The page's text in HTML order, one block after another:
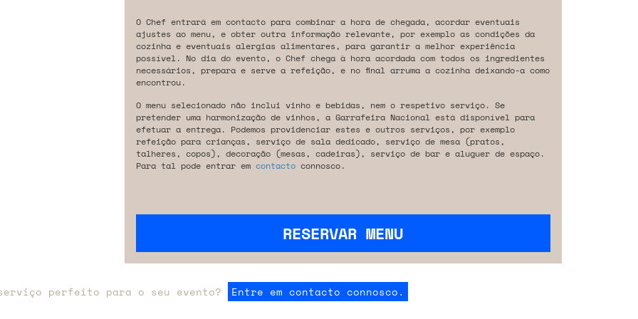
O Chef entrará em contacto para combinar a hora de chegada, acordar eventuais
ajustes ao menu, e obter outra informação relevante, por exemplo as condições da
cozinha e eventuais alergias alimentares, para garantir a melhor experiência
possível. No dia do evento, o Chef chega à hora acordada com todos os ingredientes
necessários, prepara e serve a refeição, e no final arruma a cozinha deixando-a como
encontrou.
O menu selecionado não inclui vinho e bebidas, nem o respetivo serviço. Se
pretender uma harmonização de vinhos, a Garrafeira Nacional está disponível para
efetuar a entrega. Podemos providenciar estes e outros serviços, por exemplo
refeição para crianças, serviço de sala dedicado, serviço de mesa (pratos,
talheres, copos), decoração (mesas, cadeiras), serviço de bar e aluguer de espaço.
Para tal pode entrar em contactoconnosco.
RESERVAR MENU
perfeito para o seu evento? Entre em contacto connosco.